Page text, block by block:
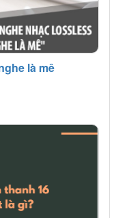
là mê